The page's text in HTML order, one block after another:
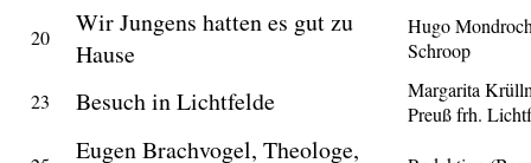
20
Wir Jungens hatten es gut zu
Hause
Hugo
Schroop
23 Besuch in Lichtfelde
Margarita
Preuß frh.
Eugen Brachvogel, Theologe,